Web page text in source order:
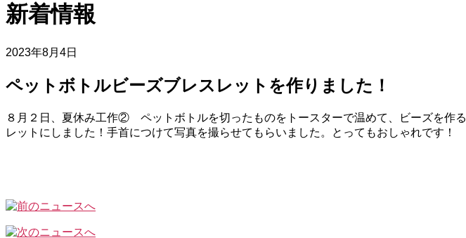
新着情報
2023年8月4日
ペットボトルビーズブレスレットを作りました！
８月２日、夏休み工作② ペットボトルを切ったものをトースターで温めて、ビーズを作る
レットにしました！手首につけて写真を撮らせてもらいました。とってもおしゃれです！